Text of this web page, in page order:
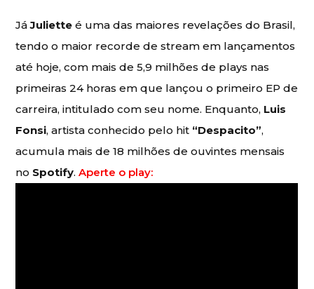
JáJuliette é uma das maiores revelações do Brasil,
tendo o maior recorde de stream em lançamentos
até hoje, com mais de 5,9 milhões de plays nas
primeiras 24 horas em que lançou o primeiro EP de
carreira, intitulado com seu nome. Enquanto, Luis
Fonsi, artista conhecido pelo hit “Despacito”,
acumula mais de 18 milhões de ouvintes mensais
no Spotify.Aperte o play: